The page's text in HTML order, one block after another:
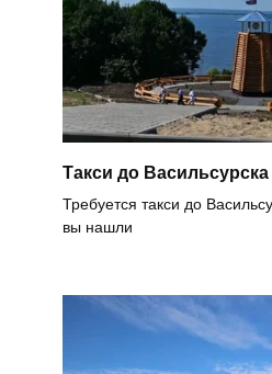
Такси до Васильсурска
Требуется такси до
вы нашли